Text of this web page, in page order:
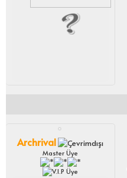
Archrival
Master Üye